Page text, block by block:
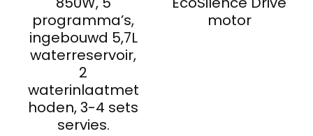
programma’s,
ingebouwd 5,7L
waterreservoir,
2
waterinlaatmet
hoden, 3-4 sets
servies.
motor